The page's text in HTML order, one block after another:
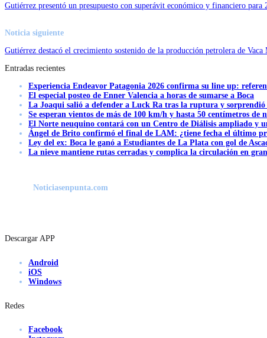
Gutiérrez presentó un presupuesto con superávit económico y financiero para
Noticia siguiente
Gutiérrez destacó el crecimiento sostenido de la producción petrolera de Vaca
Entradas recientes
Experiencia Endeavor Patagonia 2026 confirma su line up:
El especial posteo de Enner Valencia a horas de sumarse a Boca
La Joaqui salió a defender a Luck Ra tras la ruptura y
Se esperan vientos de más de 100 km/h y hasta 50 centímetros de
El Norte neuquino contará con un Centro de Diálisis ampliado y
Ángel de Brito confirmó el final de LAM: ¿tiene fecha el último
Ley del ex: Boca le ganó a Estudiantes de La Plata con gol de
La nieve mantiene rutas cerradas y complica la circulación en
Noticiasenpunta.com
Descargar APP
Android
iOS
Windows
Redes
Facebook